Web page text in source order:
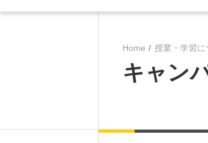
長期目標『VISION150』
工学院大学について
コンプライアンス
Home 授業・学習に
キャン